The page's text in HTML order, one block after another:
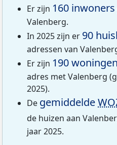
Er zijn 160 inwoners
Valenberg.
In 2025 zijn er 90
adressen van
Er zijn 190 woningen
adres met Valenberg
2025).
De gemiddelde
de huizen aan
jaar 2025.